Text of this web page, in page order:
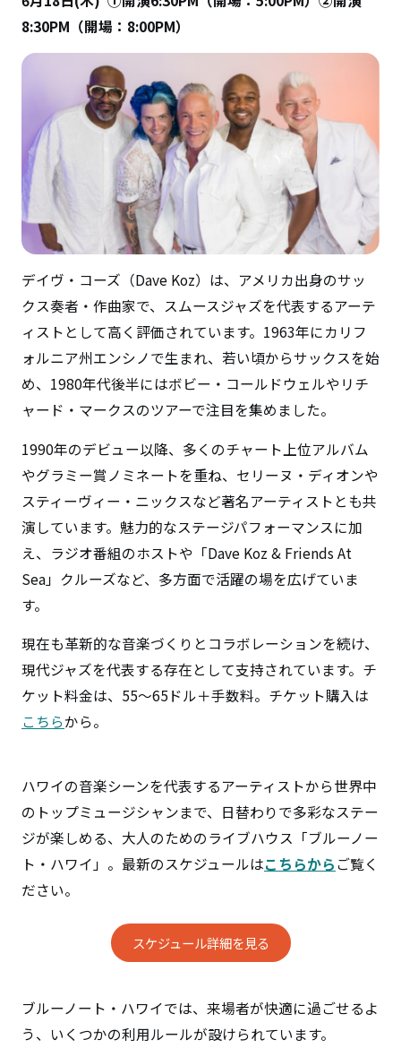
8:30PM（開場：8:00PM）
デイヴ・コーズ（Dave Koz）は、アメリカ出身のサッ
クス奏者・作曲家で、スムースジャズを代表するアーテ
ィストとして高く評価されています。1963年にカリフ
ォルニア州エンシノで生まれ、若い頃からサックスを始
め、1980年代後半にはボビー・コールドウェルやリチ
ャード・マークスのツアーで注目を集めました。
1990年のデビュー以降、多くのチャート上位アルバム
やグラミー賞ノミネートを重ね、セリーヌ・ディオンや
スティーヴィー・ニックスなど著名アーティストとも共
演しています。魅力的なステージパフォーマンスに加
え、ラジオ番組のホストや「Dave Koz & Friends At
Sea」クルーズなど、多方面で活躍の場を広げていま
す。
現在も革新的な音楽づくりとコラボレーションを続け、
現代ジャズを代表する存在として支持されています。チ
ケット料金は、55～65ドル＋手数料。チケット購入は
こちらから。
ハワイの音楽シーンを代表するアーティストから世界中
のトップミュージシャンまで、日替わりで多彩なステー
ジが楽しめる、大人のためのライブハウス「ブルーノー
ト・ハワイ」。最新のスケジュールはこちらからご覧く
ださい。
スケジュール詳細を見る
ブルーノート・ハワイでは、来場者が快適に過ごせるよ
う、いくつかの利用ルールが設けられています。